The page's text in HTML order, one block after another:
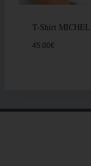
T-Shirt
45.00€